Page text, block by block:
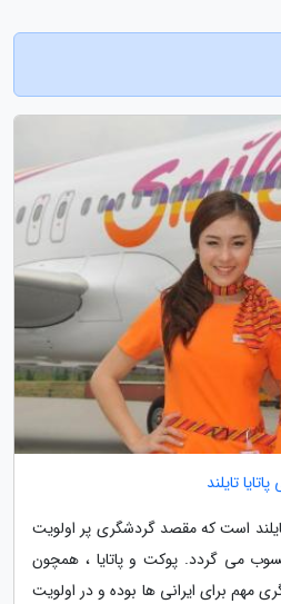
تایلند
است که مقصد گردشگری پر اولویت
می گردد. پوکت و پاتایا ، همچون
مهم برای ایرانی ها بوده و در اولویت